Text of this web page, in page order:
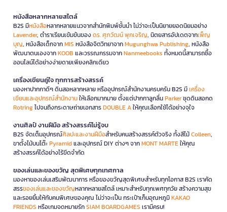
หนังสือหลากหลายสไตล์
B2S มีหนังสือหลากหลายแนวจากสำนักพิมพ์ชั้นนำ ไม่ว่าจะเป็นนิยายยอดนิยมอย่าง
Lavender, ตำราเรียนเข้มข้นของดร. ศุภวัฒน์ พุกเจริญ, นิตยสารอัปเดตจากเพ็ญ
บุญ, หนังสือเด็กจากMIS หนังสือจิตวิทยาจากMugunghwa Publishing, หนังสือ
พัฒนาตนเองจากKOOB และวรรณกรรมจากNanmeebooks ทั้งหมดนี้สามารถซื้อ
ออนไลน์ได้อย่างง่ายดายเพียงคลิกเดียว
เครื่องเขียนคู่ใจ ทุกการสร้างสรรค์
มองหาปากกาดีๆ ดินสอหลากหลาย หรืออุปกรณ์สำนักงานครบครัน B2S มีเครื่อง
เขียนและอุปกรณ์สำนักงานให้เลือกมากมาย ตั้งแต่ปากกาลูกลื่นParkerชุดดินสอกด
Rotringไปจนถึงกระดาษถ่ายเอกสารDOUBLE Aให้คุณเลือกใช้ได้อย่างจุใจ
งานศิลป์ งานฝีมือ สร้างสรรค์ไม่รู้จบ
B2S จัดเต็มอุปกรณ์ศิลปะและงานฝีมือสำหรับคนสร้างสรรค์ตัวจริง ทั้งสีไม้Colleen,
ขาตั้งไม้บนโต๊ะPyramidและอุปกรณ์ DIY ต่างๆ จากMONT MARTEให้คุณ
สร้างสรรค์ได้อย่างไร้ขีดจำกัด
ของเล่นและของขวัญ สุดพิเศษทุกเทศกาล
มองหาของเล่นเสริมพัฒนาการ หรือของขวัญสุดพิเศษสำหรับทุกโอกาส B2S เราคัด
สรรของเล่นและของขวัญหลากหลายสไตล์ เหมาะสำหรับทุกเพศทุกวัย สร้างความสุข
และรอยยิ้มให้กับคนพิเศษของคุณ ไม่ว่าจะเป็น กระเป๋าเก็บอุณหภูมิKAKAO
FRIENDS หรือเกมจดหมายรักSIAM BOARDGAMES เรามีครบ!